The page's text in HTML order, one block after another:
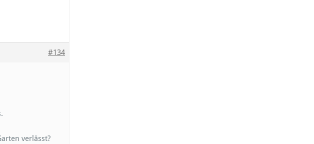
#134
verlässt?